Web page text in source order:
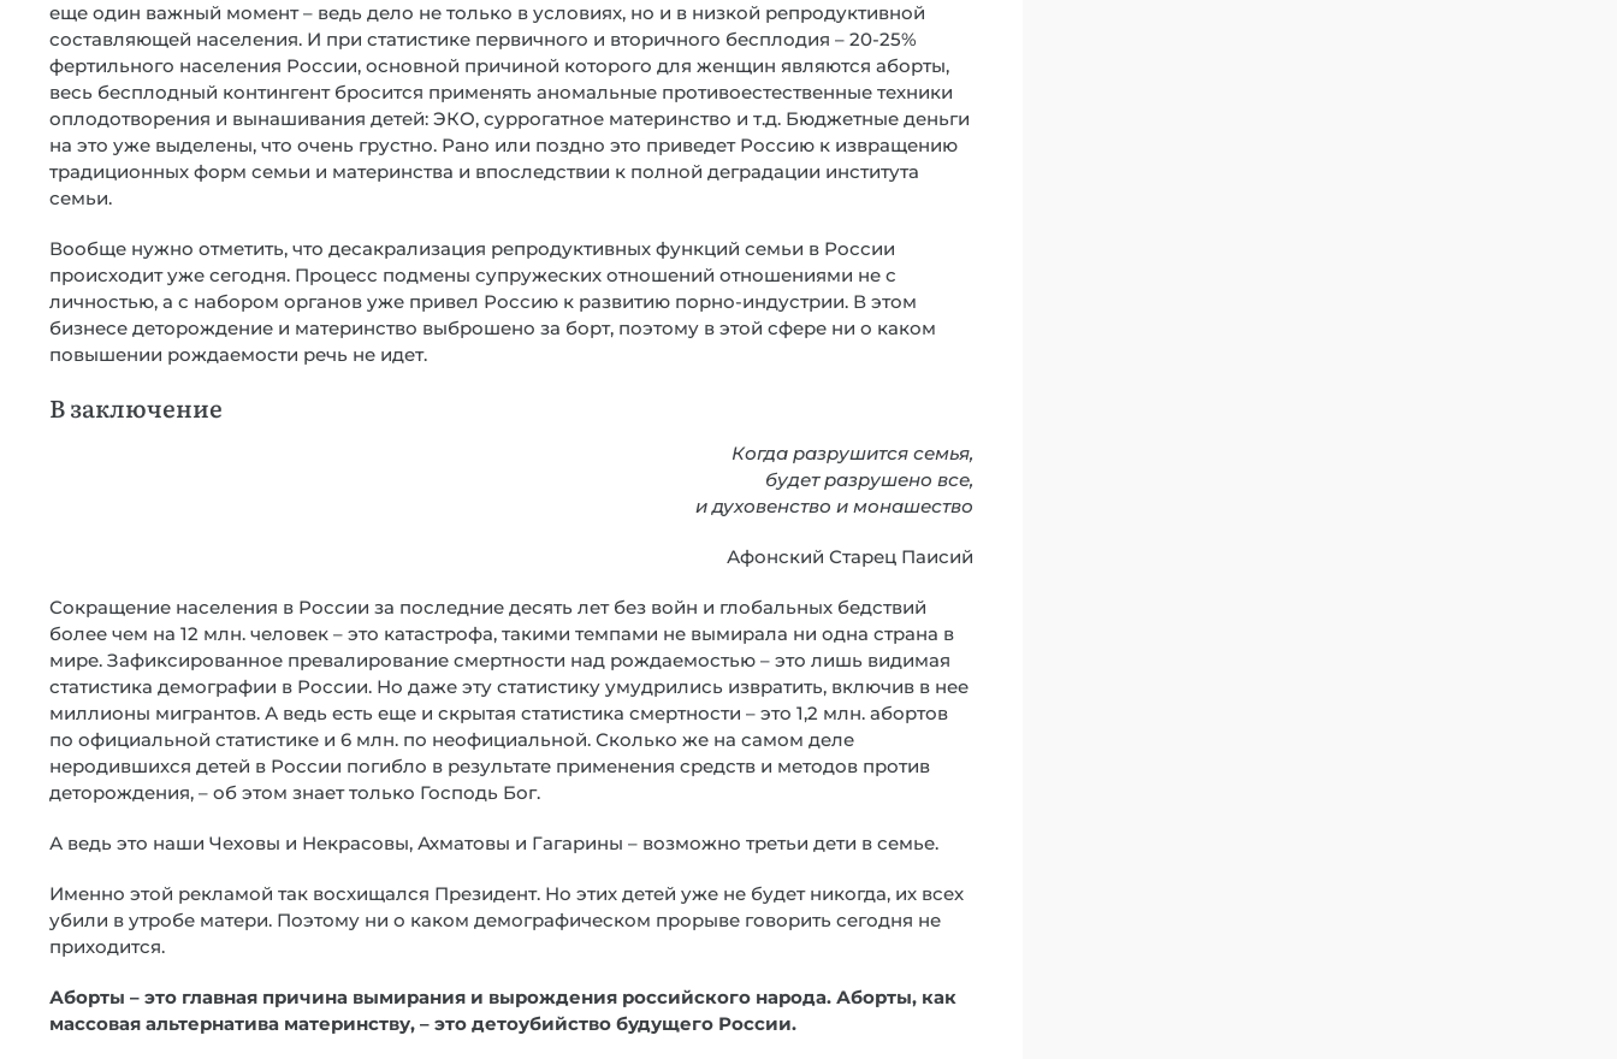
еще один важный момент – ведь дело не только в условиях, но и в низкой репродуктивной
составляющей населения. И при статистике первичного и вторичного бесплодия – 20-25%
фертильного населения России, основной причиной которого для женщин являются аборты,
весь бесплодный контингент бросится применять аномальные противоестественные техники
оплодотворения и вынашивания детей: ЭКО, суррогатное материнство и т.д. Бюджетные деньги
на это уже выделены, что очень грустно. Рано или поздно это приведет Россию к извращению
традиционных форм семьи и материнства и впоследствии к полной деградации института
семьи.
Вообще нужно отметить, что десакрализация репродуктивных функций семьи в России
происходит уже сегодня. Процесс подмены супружеских отношений отношениями не с
личностью, а с набором органов уже привел Россию к развитию порно-индустрии. В этом
бизнесе деторождение и материнство выброшено за борт, поэтому в этой сфере ни о каком
повышении рождаемости речь не идет.
В заключение
Когда разрушится семья,
будет разрушено все,
и духовенство и монашество
Афонский Старец Паисий
Сокращение населения в России за последние десять лет без войн и глобальных бедствий
более чем на 12 млн. человек – это катастрофа, такими темпами не вымирала ни одна страна в
мире. Зафиксированное превалирование смертности над рождаемостью – это лишь видимая
статистика демографии в России. Но даже эту статистику умудрились извратить, включив в нее
миллионы мигрантов. А ведь есть еще и скрытая статистика смертности – это 1,2 млн. абортов
по официальной статистике и 6 млн. по неофициальной. Сколько же на самом деле
неродившихся детей в России погибло в результате применения средств и методов против
деторождения, – об этом знает только Господь Бог.
А ведь это наши Чеховы и Некрасовы, Ахматовы и Гагарины – возможно третьи дети в семье.
Именно этой рекламой так восхищался Президент. Но этих детей уже не будет никогда, их всех
убили в утробе матери. Поэтому ни о каком демографическом прорыве говорить сегодня не
приходится.
Аборты – это главная причина вымирания и вырождения российского народа. Аборты, как
массовая альтернатива материнству, – это детоубийство будущего России.